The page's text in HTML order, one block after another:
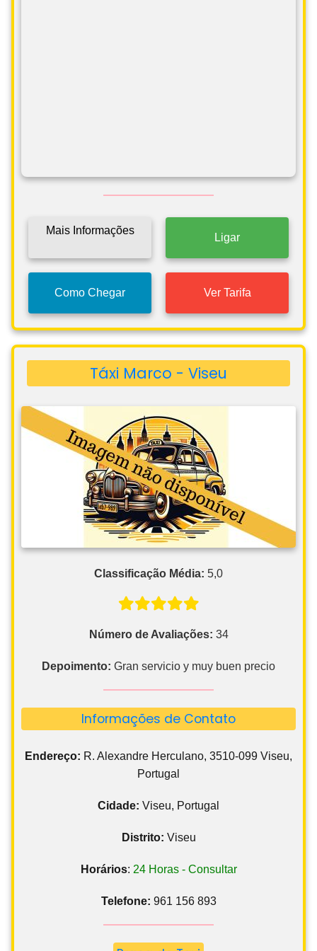
Mais Informações
Ligar
Como Chegar Ver Tarifa
Táxi Marco - Viseu
Classificação Média: 5,0
Número de Avaliações: 34
Depoimento: Gran servicio y muy buen precio
Informações de Contato
Endereço: R. Alexandre Herculano, 3510-099 Viseu,
Portugal
Cidade: Viseu, Portugal
Distrito: Viseu
Horários: 24 Horas - Consultar
Telefone: 961 156 893